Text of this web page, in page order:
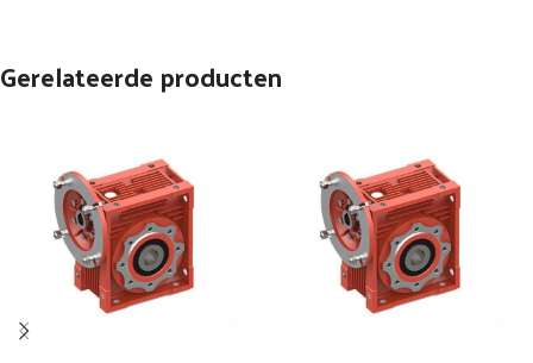
Gerelateerde producten